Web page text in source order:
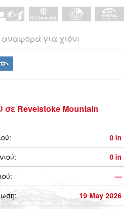
για χιόνι
σε Revelstoke Mountain
0 in
0 in
—
19 May 2026